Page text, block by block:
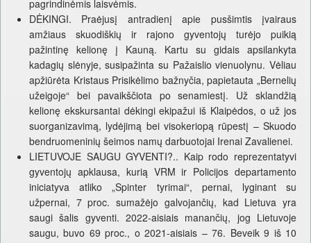
pagrindinėmis laisvėmis.
DĖKINGI. Praėjusį antradienį apie pusšimtis įvairaus
amžiaus skuodiškių ir rajono gyventojų turėjo puikią
pažintinę kelionę į Kauną. Kartu su gidais apsilankyta
kadagių slėnyje, susipažinta su Pažaislio vienuolynu. Vėliau
apžiūrėta Kristaus Prisikėlimo bažnyčia, papietauta „Bernelių
užeigoje“ bei pavaikščiota po senamiestį. Už sklandžią
kelionę ekskursantai dėkingi ekipažui iš Klaipėdos, o už jos
suorganizavimą, lydėjimą bei visokeriopą rūpestį – Skuodo
bendruomeninių šeimos namų darbuotojai Irenai Zavalienei.
LIETUVOJE SAUGU GYVENTI?.. Kaip rodo reprezentatyvi
gyventojų apklausa, kurią VRM ir Policijos departamento
iniciatyva atliko „Spinter tyrimai“, pernai, lyginant su
užpernai, 7 proc. sumažėjo galvojančių, kad Lietuva yra
saugi šalis gyventi. 2022-aisiais manančių, jog Lietuvoje
saugu, buvo 69 proc., o 2021-aisiais – 76. Beveik 9 iš 10